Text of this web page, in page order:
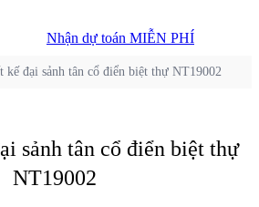
Nhận dự toán MIỄN PHÍ
kế đại sảnh tân cổ điển biệt thự NT19002
sảnh tân cổ điển biệt thự
NT19002